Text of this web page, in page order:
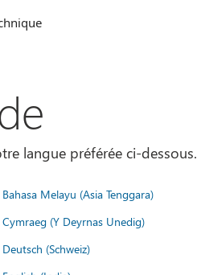
langue préférée ci-dessous.
Bahasa Melayu (Asia Tenggara)
Cymraeg (Y Deyrnas Unedig)
Deutsch (Schweiz)